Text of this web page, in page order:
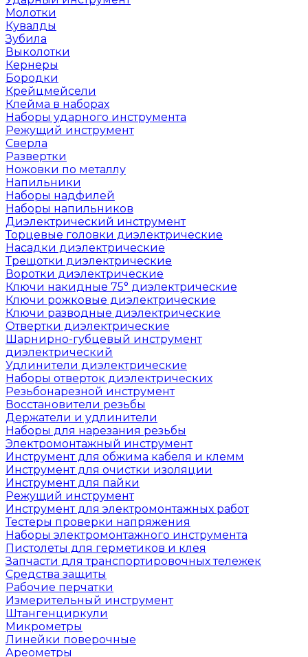
Молотки
Кувалды
Зубила
Выколотки
Кернеры
Бородки
Крейцмейсели
Клейма в наборах
Наборы ударного инструмента
Режущий инструмент
Сверла
Развертки
Ножовки по металлу
Напильники
Наборы надфилей
Наборы напильников
Диэлектрический инструмент
Торцевые головки диэлектрические
Насадки диэлектрические
Трещотки диэлектрические
Воротки диэлектрические
Ключи накидные 75° диэлектрические
Ключи рожковые диэлектрические
Ключи разводные диэлектрические
Отвертки диэлектрические
Шарнирно-губцевый инструмент
диэлектрический
Удлинители диэлектрические
Наборы отверток диэлектрических
Резьбонарезной инструмент
Восстановители резьбы
Держатели и удлинители
Наборы для нарезания резьбы
Электромонтажный инструмент
Инструмент для обжима кабеля и клемм
Инструмент для очистки изоляции
Инструмент для пайки
Режущий инструмент
Инструмент для электромонтажных работ
Тестеры проверки напряжения
Наборы электромонтажного инструмента
Пистолеты для герметиков и клея
Запчасти для транспортировочных тележек
Средства защиты
Рабочие перчатки
Измерительный инструмент
Штангенциркули
Микрометры
Линейки поверочные
Ареометры